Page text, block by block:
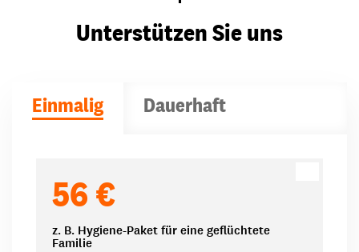
Unterstützen Sie uns
Einmalig Dauerhaft
56 €
z. B. Hygiene-Paket für eine geflüchtete
Familie